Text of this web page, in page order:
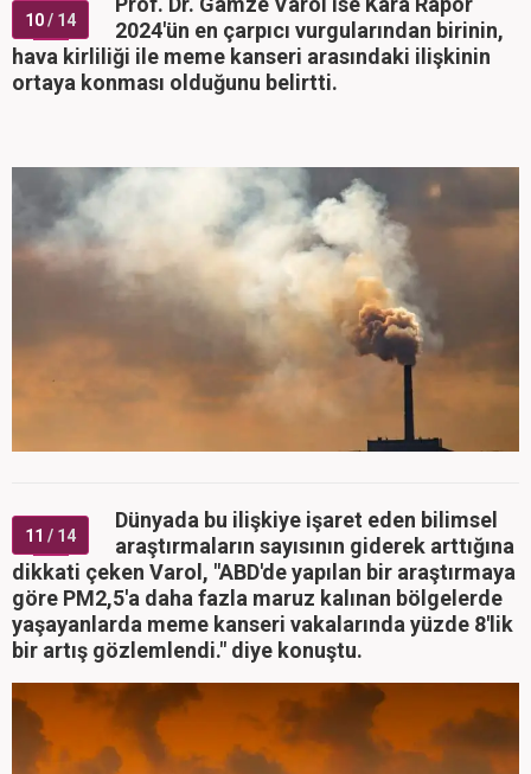
10/ 14
2024'ün en çarpıcı vurgularından birinin,
hava kirliliği ile meme kanseri arasındaki ilişkinin
ortaya konması olduğunu belirtti.
11 / 14
Dünyada bu ilişkiye işaret eden bilimsel
araştırmaların sayısının giderek arttığına
dikkati çeken Varol, "ABD'de yapılan bir araştırmaya
göre PM2,5'a daha fazla maruz kalınan bölgelerde
yaşayanlarda meme kanseri vakalarında yüzde 8'lik
bir artış gözlemlendi." diye konuştu.